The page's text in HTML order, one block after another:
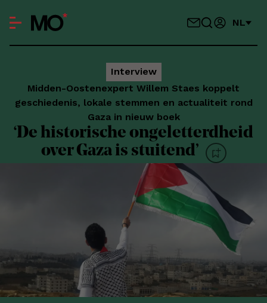
NL
Interview
Midden-Oostenexpert Willem Staes koppelt
geschiedenis, lokale stemmen en actualiteit rond
Gaza in nieuw boek
‘De historische ongeletterdheid
over Gaza is stuitend’